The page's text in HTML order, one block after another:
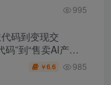
995
码到变现交
”到“售卖AI产品
￥6.6 985